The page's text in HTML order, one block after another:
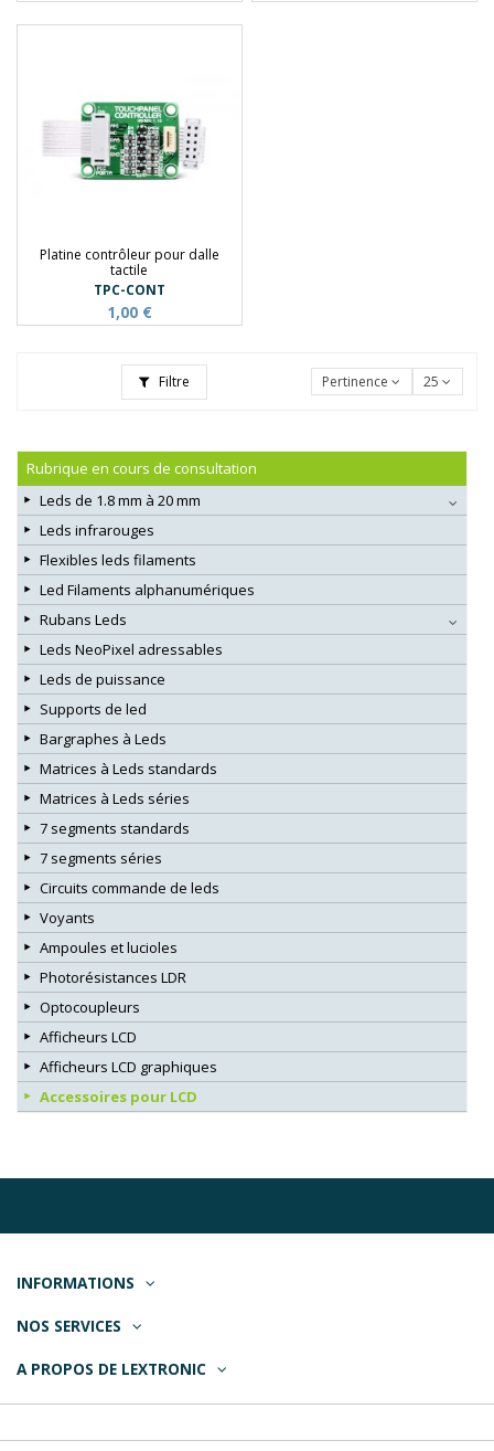
Platine contrôleur pour dalle
tactile
TPC-CONT
1,00 €
Filtre Pertinence 25
Rubrique en cours de consultation
Leds de 1.8 mm à 20 mm
Leds infrarouges
Flexibles leds filaments
Led Filaments alphanumériques
Rubans Leds
Leds NeoPixel adressables
Leds de puissance
Supports de led
Bargraphes à Leds
Matrices à Leds standards
Matrices à Leds séries
7 segments standards
7 segments séries
Circuits commande de leds
Voyants
Ampoules et lucioles
Photorésistances LDR
Optocoupleurs
Afficheurs LCD
Afficheurs LCD graphiques
Accessoires pour LCD
INFORMATIONS
NOS SERVICES
A PROPOS DE LEXTRONIC